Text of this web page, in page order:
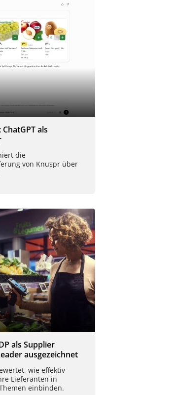
als
die
von Knuspr über
als Supplier
ausgezeichnet
wie effektiv
Lieferanten in
einbinden.